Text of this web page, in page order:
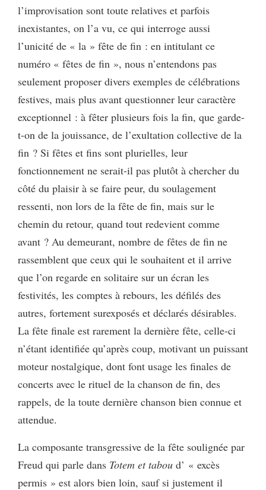
l’improvisation sont toute relatives et parfois
inexistantes, on l’a vu, ce qui interroge aussi
l’unicité de « la » fête de fin : en intitulant ce
numéro « fêtes de fin », nous n’entendons pas
seulement proposer divers exemples de célébrations
festives, mais plus avant questionner leur caractère
exceptionnel : à fêter plusieurs fois la fin, que garde-
t-on de la jouissance, de l’exultation collective de la
fin ? Si fêtes et fins sont plurielles, leur
fonctionnement ne serait-il pas plutôt à chercher du
côté du plaisir à se faire peur, du soulagement
ressenti, non lors de la fête de fin, mais sur le
chemin du retour, quand tout redevient comme
avant ? Au demeurant, nombre de fêtes de fin ne
rassemblent que ceux qui le souhaitent et il arrive
que l’on regarde en solitaire sur un écran les
festivités, les comptes à rebours, les défilés des
autres, fortement surexposés et déclarés désirables.
La fête finale est rarement la dernière fête, celle-ci
n’étant identifiée qu’après coup, motivant un puissant
moteur nostalgique, dont font usage les finales de
concerts avec le rituel de la chanson de fin, des
rappels, de la toute dernière chanson bien connue et
attendue.
La composante transgressive de la fête soulignée par
Freud qui parle dans Totem et tabou d’ « excès
permis » est alors bien loin, sauf si justement il